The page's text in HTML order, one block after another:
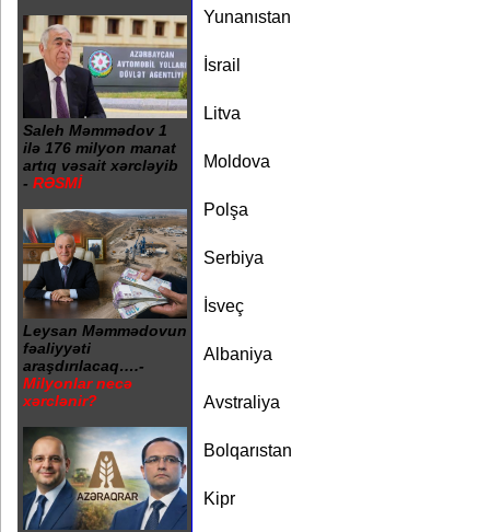
Saleh Məmmədov 1
ilə 176 milyon manat
artıq vəsait xərcləyib
- RƏSMİ
Leysan Məmmədovun
fəaliyyəti
araşdırılacaq….-
Milyonlar necə
xərclənir?
Yunanıstan
İsrail
Litva
Moldova
Polşa
Serbiya
İsveç
Albaniya
Avstraliya
Bolqarıstan
Kipr